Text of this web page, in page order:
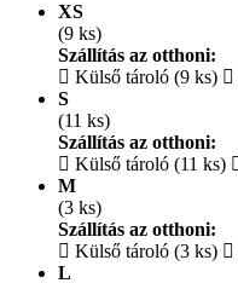
XS
(9 ks)
Szállítás az otthoni:
Külső tároló (9 ks)
S
(11 ks)
Szállítás az otthoni:
Külső tároló (11 ks)
M
(3 ks)
Szállítás az otthoni:
Külső tároló (3 ks)
L